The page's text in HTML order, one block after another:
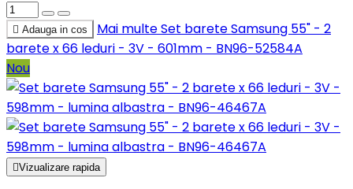
 Adauga in cos Mai multeSet barete Samsung 55" - 2
barete x 66 leduri - 3V - 601mm - BN96-52584A
Nou
Vizualizare rapida